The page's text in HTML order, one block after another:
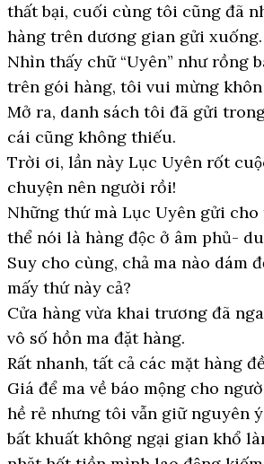
thất bại, cuối cùng tôi cũng đã
hàng trên dương gian gửi xuống.
Nhìn thấy chữ “Uyên” như rồng
trên gói hàng, tôi vui mừng
Mở ra, danh sách tôi đã gửi
cái cũng không thiếu.
Trời ơi, lần này Lục Uyên rốt
chuyện nên người rồi!
Những thứ mà Lục Uyên gửi
thể nói là hàng độc ở âm phủ-
Suy cho cùng, chả ma nào dám
mấy thứ này cả?
Cửa hàng vừa khai trương đã
vô số hồn ma đặt hàng.
Rất nhanh, tất cả các mặt hàng
Giá để ma về báo mộng cho
hề rẻ nhưng tôi vẫn giữ nguyên
bất khuất không ngại gian khổ